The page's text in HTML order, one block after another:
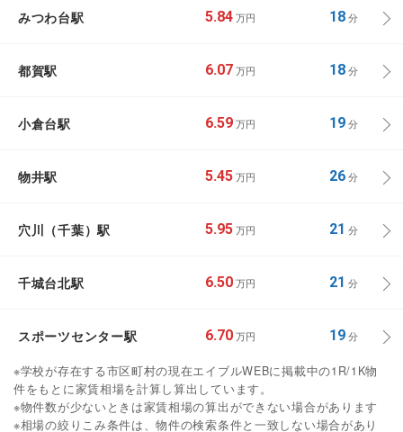
みつわ台駅 5.84 万円 18分
都賀駅 6.07 万円 18分
小倉台駅 6.59 万円 19分
物井駅 5.45 万円 26分
穴川（千葉）駅 5.95 万円 21 分
千城台北駅 6.50 万円 21 分
スポーツセンター駅 6.70 万円 19分
※学校が存在する市区町村の現在エイブルWEBに掲載中の1R/1K物
件をもとに家賃相場を計算し算出しています。
※物件数が少ないときは家賃相場の算出ができない場合があります
※相場の絞りこみ条件は、物件の検索条件と一致しない場合があり